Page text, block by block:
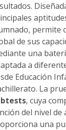
permite
de sus
una
a
Educación
La
, cuya
del nivel de
una